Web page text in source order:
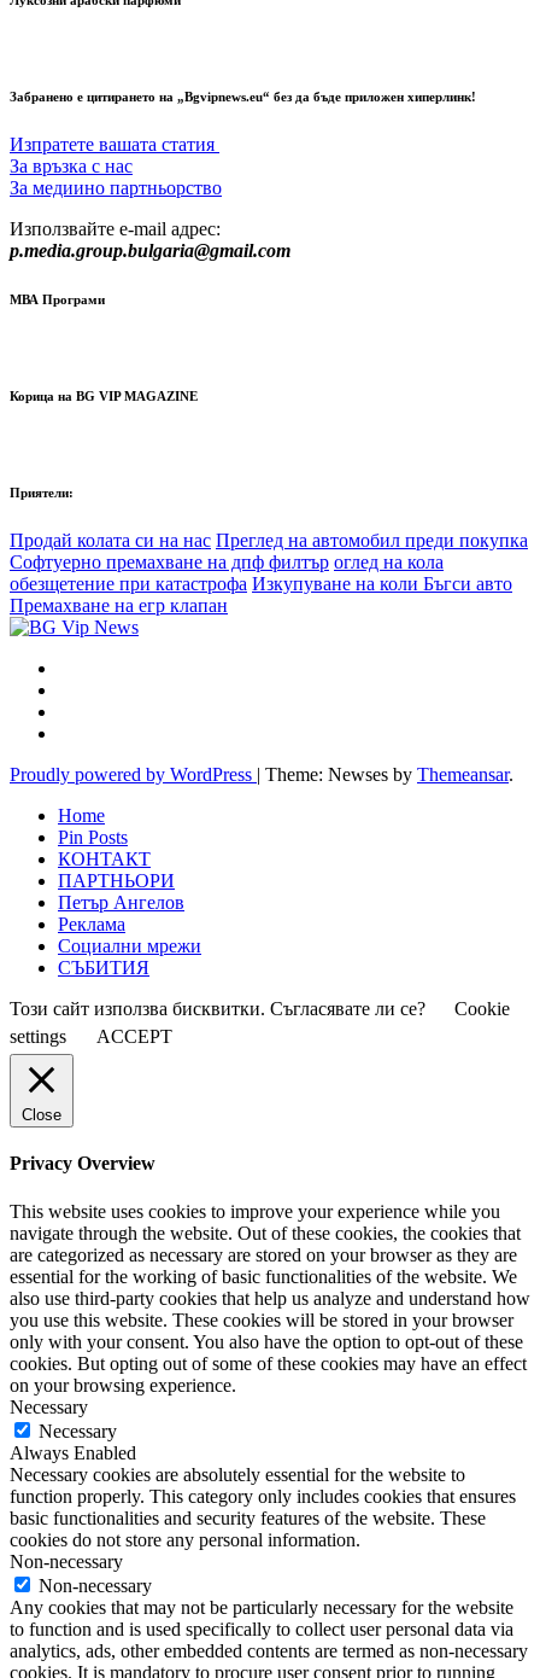
Забранено е цитирането на „Bgvipnews.eu“ без да бъде приложен хиперлинк!
Изпратете вашата статия
За връзка с нас
За медиино партньорство
Използвайте e-mail адрес:
p.media.group.bulgaria@gmail.com
МВА Програми
Корица на BG VIP MAGAZINE
Приятели:
Продай колата си на нас Преглед на автомобил преди покупка
Софтуерно премахване на дпф филтър оглед на кола
обезщетение при катастрофа Изкупуване на коли Бъгси авто
Премахване на егр клапан
Proudly powered by WordPress | Theme: Newses by Themeansar.
Home
Pin Posts
КОНТАКТ
ПАРТНЬОРИ
Петър Ангелов
Реклама
Социални мрежи
СЪБИТИЯ
Този сайт използва бисквитки. Съгласявате ли се?
Cookie
settings
ACCEPT
Close
Privacy Overview
This website uses cookies to improve your experience while you
navigate through the website. Out of these cookies, the cookies that
are categorized as necessary are stored on your browser as they are
essential for the working of basic functionalities of the website. We
also use third-party cookies that help us analyze and understand how
you use this website. These cookies will be stored in your browser
only with your consent. You also have the option to opt-out of these
cookies. But opting out of some of these cookies may have an effect
on your browsing experience.
Necessary
Necessary
Always Enabled
Necessary cookies are absolutely essential for the website to
function properly. This category only includes cookies that ensures
basic functionalities and security features of the website. These
cookies do not store any personal information.
Non-necessary
Non-necessary
Any cookies that may not be particularly necessary for the website
to function and is used specifically to collect user personal data via
analytics, ads, other embedded contents are termed as non-necessary
cookies. It is mandatory to procure user consent prior to running